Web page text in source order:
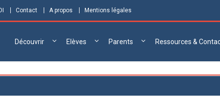
Contact A propos Mentions légales
Découvrir Elèves Parents Ressources &